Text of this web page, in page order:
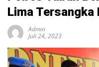
Lima Tersangka
Admin
Juli 24, 2023